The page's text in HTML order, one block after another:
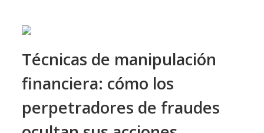
Técnicas de manipulación
financiera: cómo los
perpetradores de fraudes